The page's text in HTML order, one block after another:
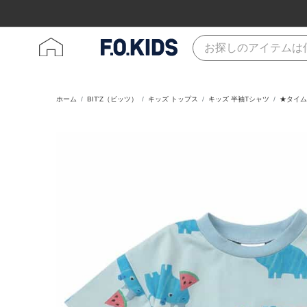
ホーム BIT'Z（ビッツ） キッズ トップス キッズ 半袖Tシャツ ★タイ